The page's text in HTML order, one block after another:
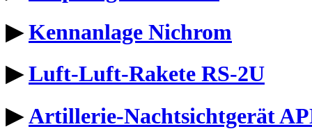
▶Kennanlage Nichrom
▶Luft-Luft-Rakete RS-2U
▶Artillerie-Nachtsichtgerät